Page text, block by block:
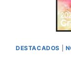
DESTACADOS